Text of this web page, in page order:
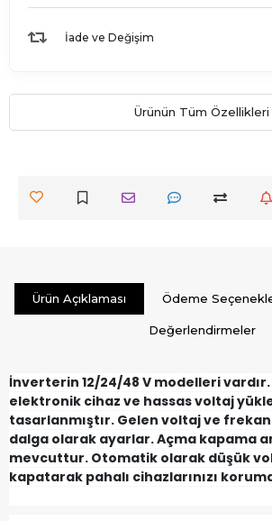
İade ve Değişim
Ürünün Tüm Özellikleri
Ürün Açıklaması Ödeme
Değerlendirmeler
İnverterin 12/24/48 V modelleri
elektronik cihaz ve hassas voltaj
tasarlanmıştır. Gelen voltaj ve
dalga olarak ayarlar. Açma kapama
mevcuttur. Otomatik olarak düşük
kapatarak pahalı cihazlarınızı